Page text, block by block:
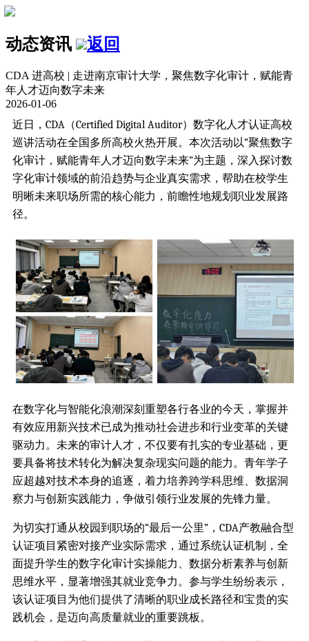
动态资讯 返回
CDA 进高校 | 走进南京审计大学，聚焦数字化审计，赋能青
年人才迈向数字未来
2026-01-06
近日，CDA（Certified Digital Auditor）数字化人才认证高校
巡讲活动在全国多所高校火热开展。本次活动以“聚焦数字
化审计，赋能青年人才迈向数字未来”为主题，深入探讨数
字化审计领域的前沿趋势与企业真实需求，帮助在校学生
明晰未来职场所需的核心能力，前瞻性地规划职业发展路
径。
在数字化与智能化浪潮深刻重塑各行各业的今天，掌握并
有效应用新兴技术已成为推动社会进步和行业变革的关键
驱动力。未来的审计人才，不仅要有扎实的专业基础，更
要具备将技术转化为解决复杂现实问题的能力。青年学子
应超越对技术本身的追逐，着力培养跨学科思维、数据洞
察力与创新实践能力，争做引领行业发展的先锋力量。
为切实打通从校园到职场的“最后一公里”，CDA产教融合型
认证项目紧密对接产业实际需求，通过系统认证机制，全
面提升学生的数字化审计实操能力、数据分析素养与创新
思维水平，显著增强其就业竞争力。参与学生纷纷表示，
该认证项目为他们提供了清晰的职业成长路径和宝贵的实
践机会，是迈向高质量就业的重要跳板。